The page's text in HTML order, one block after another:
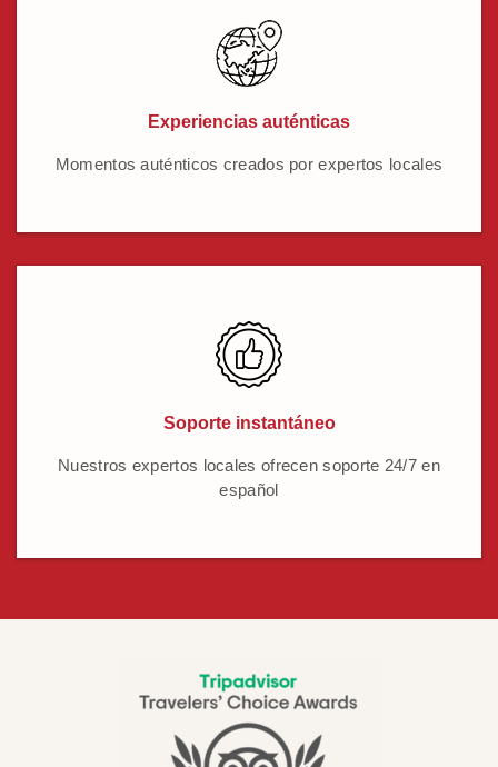
Experiencias auténticas
Momentos auténticos creados por expertos locales
Soporte instantáneo
Nuestros expertos locales ofrecen soporte 24/7 en
español